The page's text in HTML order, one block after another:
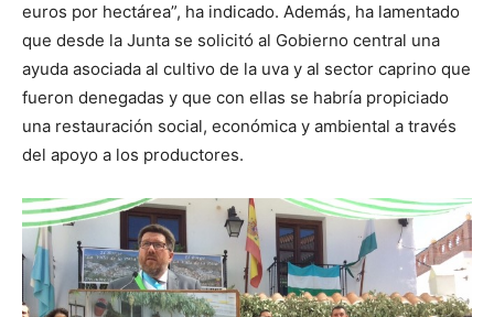
euros por hectárea”, ha indicado. Además, ha lamentado
que desde la Junta se solicitó al Gobierno central una
ayuda asociada al cultivo de la uva y al sector caprino que
fueron denegadas y que con ellas se habría propiciado
una restauración social, económica y ambiental a través
del apoyo a los productores.